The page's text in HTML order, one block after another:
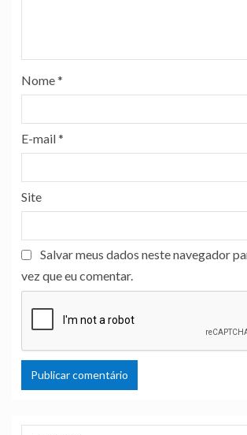
Nome*
E-mail*
Site
Salvar meus dados neste navegador
vez que eu comentar.